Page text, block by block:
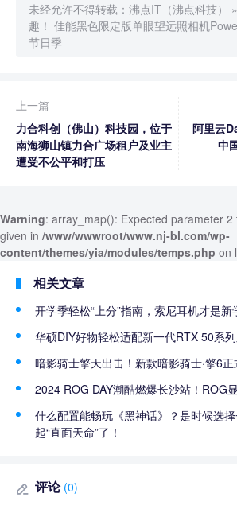
未经允许不得转载： 沸点IT（沸点科技） »
趣！ 佳能黑色限定版单眼望远照相机
节日季
上一篇
力合科创（佛山）科技园，位于
南海狮山镇力合广场租户及业主
遭受不公平和打压
阿里云
中
Warning: array_map(): Expected parameter
given in /www/wwwroot/www.nj-bl.com/wp-
content/themes/yia/modules/temps.php on
相关文章
开学季轻松“上分”指南，索尼耳机才是新
华硕DIY好物轻松适配新一代RTX 50系
暗影骑士擎天出击！新款暗影骑士·擎6正
2024 ROG DAY潮酷燃爆长沙站！ROG
什么配置能畅玩《黑神话》？是时候选
起“直面天命”了！
评论 (0)